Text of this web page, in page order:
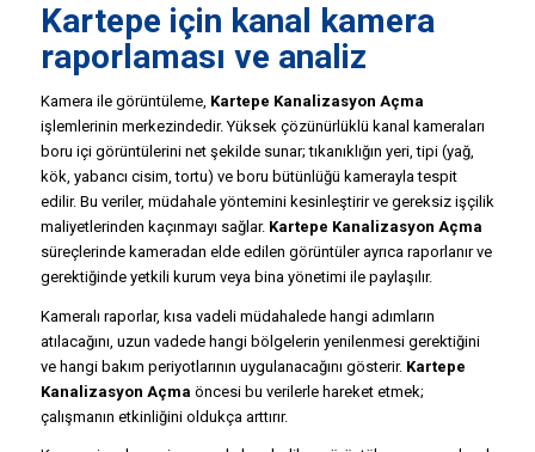
Kartepe için kanal kamera
raporlaması ve analiz
Kamera ile görüntüleme, Kartepe Kanalizasyon Açma
işlemlerinin merkezindedir. Yüksek çözünürlüklü kanal kameraları
boru içi görüntülerini net şekilde sunar; tıkanıklığın yeri, tipi (yağ,
kök, yabancı cisim, tortu) ve boru bütünlüğü kamerayla tespit
edilir. Bu veriler, müdahale yöntemini kesinleştirir ve gereksiz işçilik
maliyetlerinden kaçınmayı sağlar. Kartepe Kanalizasyon Açma
süreçlerinde kameradan elde edilen görüntüler ayrıca raporlanır ve
gerektiğinde yetkili kurum veya bina yönetimi ile paylaşılır.
Kameralı raporlar, kısa vadeli müdahalede hangi adımların
atılacağını, uzun vadede hangi bölgelerin yenilenmesi gerektiğini
ve hangi bakım periyotlarının uygulanacağını gösterir. Kartepe
Kanalizasyon Açma öncesi bu verilerle hareket etmek;
çalışmanın etkinliğini oldukça arttırır.